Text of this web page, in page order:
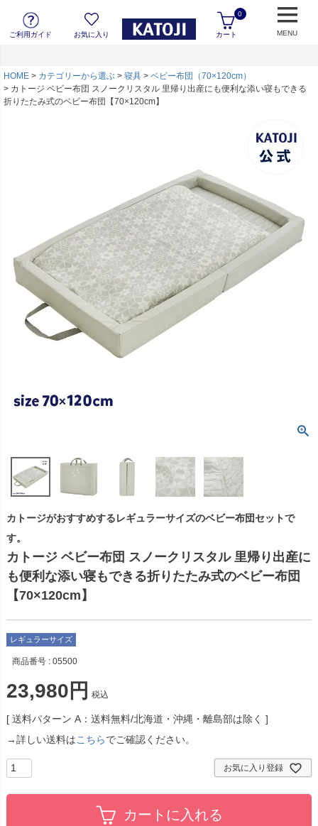
ご利用ガイド お気に入り カート
0
MENU
HOME カテゴリーから選ぶ 寝具
ベビー布団（70×120cm）
カトージ ベビー布団 スノークリスタル 里帰り出産にも便利な添い寝もできる
折りたたみ式のベビー布団【70×120cm】
カトージがおすすめするレギュラーサイズのベビー布団セットで
す。
カトージ ベビー布団 スノークリスタル 里帰り出産に
も便利な添い寝もできる折りたたみ式のベビー布団
【70×120cm】
レギュラーサイズ
商品番号 05500
23,980 税込
送料パターン A：送料無料/北海道・沖縄・離島部は除く
→詳しい送料はこちらでご確認ください。
お気に入り登録
カートに入れる